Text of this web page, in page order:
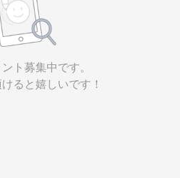
ト募集中です。
ると嬉しいです！